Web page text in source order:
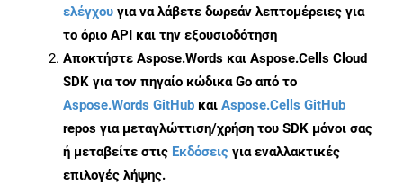
ελέγχου για να λάβετε δωρεάν λεπτομέρειες για
το όριο API και την εξουσιοδότηση
Αποκτήστε Aspose.Words και Aspose.Cells Cloud
SDK για τον πηγαίο κώδικα Go από το
Aspose.Words GitHub και Aspose.Cells GitHub
repos για μεταγλώττιση/χρήση του SDK μόνοι σας
ή μεταβείτε στις Εκδόσεις για εναλλακτικές
επιλογές λήψης.